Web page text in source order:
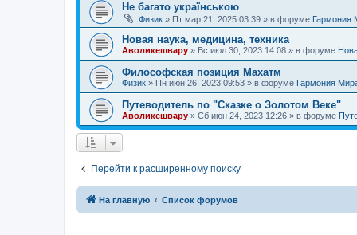
Не багато українською
Физик » Пт мар 21, 2025 03:39 » в форуме Гармония
Новая наука, медицина, техника
Аволикешвару » Вс июл 30, 2023 14:08 » в форуме
Философская позиция Махатм
Физик » Пн июн 26, 2023 09:53 » в форуме Гармония
Путеводитель по "Сказке о Золотом Веке"
Аволикешвару » Сб июн 24, 2023 12:26 » в форуме
Перейти к расширенному поиску
На главную Список форумов